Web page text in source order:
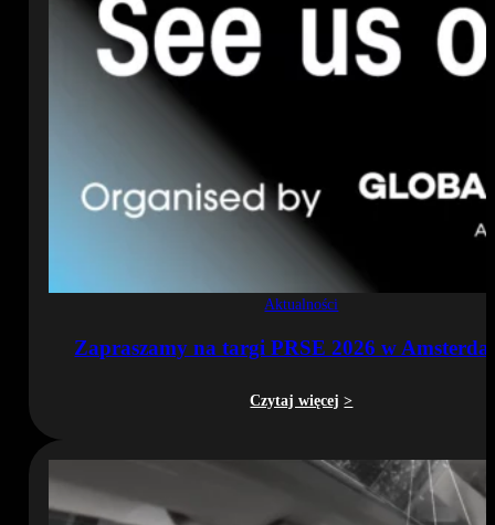
Aktualności
Zapraszamy na targi PRSE 2026 w
Czytaj więcej